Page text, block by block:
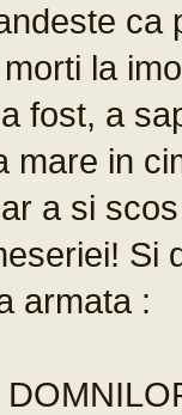
ca
la
fost, a
mare in
a si
Si
armata :